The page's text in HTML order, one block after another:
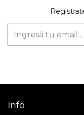
Info